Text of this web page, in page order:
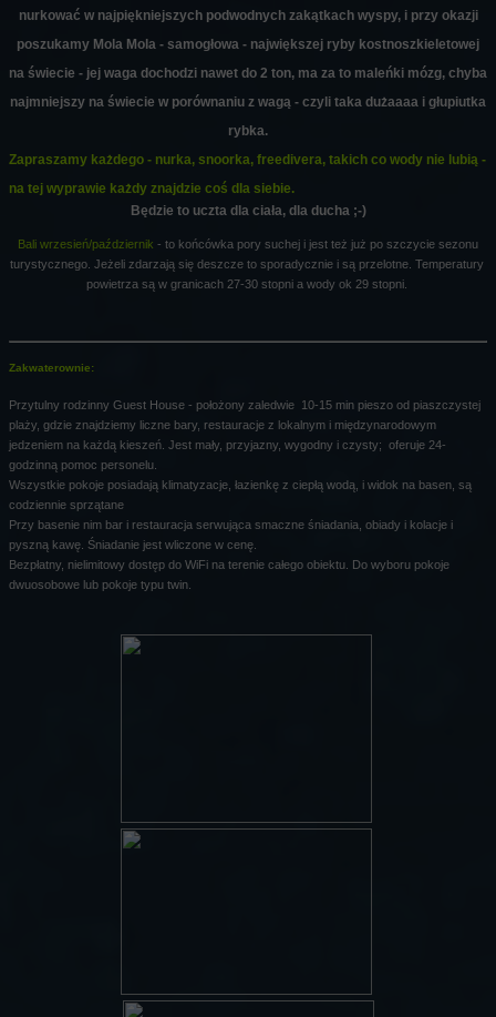
nurkować w najpiękniejszych podwodnych zakątkach wyspy, i przy okazji
poszukamy Mola Mola - samogłowa - największej ryby kostnoszkieletowej
na świecie - jej waga dochodzi nawet do 2 ton, ma za to maleńki mózg, chyba
najmniejszy na świecie w porównaniu z wagą - czyli taka dużaaaa i głupiutka
rybka.
Zapraszamy każdego - nurka, snoorka, freedivera, takich co wody nie lubią -
na tej wyprawie każdy znajdzie coś dla siebie.
Będzie to uczta dla ciała, dla ducha ;-)
Bali wrzesień/październik - to końcówka pory suchej i jest też już po szczycie sezonu
turystycznego. Jeżeli zdarzają się deszcze to sporadycznie i są przelotne. Temperatury
powietrza są w granicach 27-30 stopni a wody ok 29 stopni.
Zakwaterownie:
Przytulny rodzinny Guest House - położony zaledwie 10-15 min pieszo od piaszczystej
plaży, gdzie znajdziemy liczne bary, restauracje z lokalnym i międzynarodowym
jedzeniem na każdą kieszeń. Jest mały, przyjazny, wygodny i czysty; oferuje 24-
godzinną pomoc personelu.
Wszystkie pokoje posiadają klimatyzacje, łazienkę z ciepłą wodą, i widok na basen, są
codziennie sprzątane
Przy basenie nim bar i restauracja serwująca smaczne śniadania, obiady i kolacje i
pyszną kawę. Śniadanie jest wliczone w cenę.
Bezpłatny, nielimitowy dostęp do WiFi na terenie całego obiektu. Do wyboru pokoje
dwuosobowe lub pokoje typu twin.